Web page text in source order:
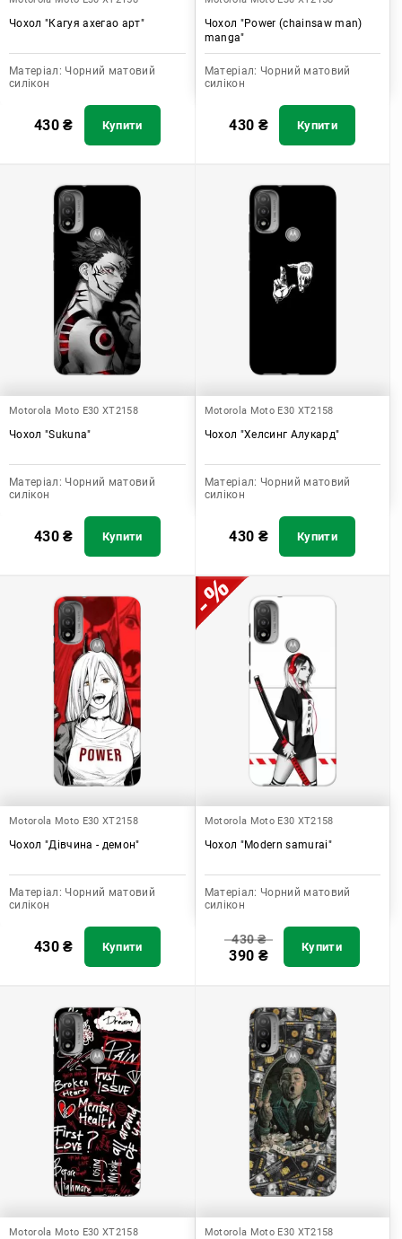
Чохол "Кагуя ахегао арт"
Матеріал: Чорний матовий
силікон
430₴ Купити
Чохол "Power (chainsaw man)
manga"
Матеріал: Чорний матовий
силікон
430 ₴ Купити
Motorola Moto E30 XT2158
Чохол "Sukuna"
Матеріал: Чорний матовий
силікон
430₴ Купити
Motorola Moto E30 XT2158
Чохол "Хелсинг Алукард"
Матеріал: Чорний матовий
силікон
430 ₴ Купити
Motorola Moto E30 XT2158
Чохол "Дівчина - демон"
Матеріал: Чорний матовий
силікон
430₴ Купити
Motorola Moto E30 XT2158
Чохол "Modern samurai"
Матеріал: Чорний матовий
силікон
430₴
390 ₴ Купити
Motorola Moto E30 XT2158 Motorola Moto E30 XT2158